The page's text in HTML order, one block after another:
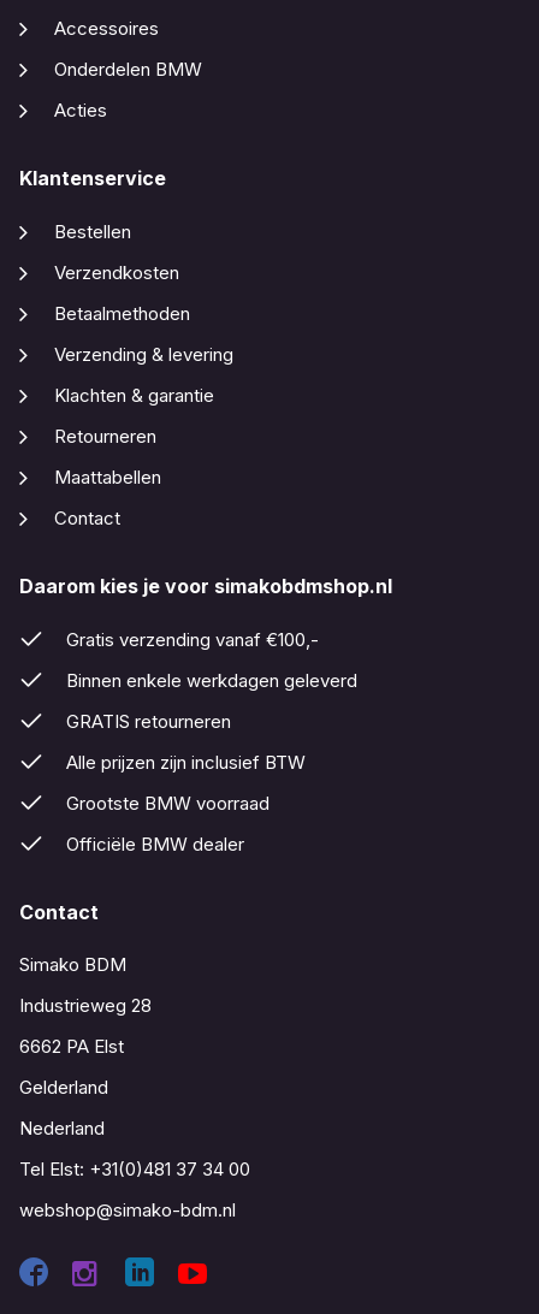
Accessoires
Onderdelen BMW
Acties
Klantenservice
Bestellen
Verzendkosten
Betaalmethoden
Verzending & levering
Klachten & garantie
Retourneren
Maattabellen
Contact
Daarom kies je voor simakobdmshop.nl
Gratis verzending vanaf €100,-
Binnen enkele werkdagen geleverd
GRATIS retourneren
Alle prijzen zijn inclusief BTW
Grootste BMW voorraad
Officiële BMW dealer
Contact
Simako BDM
Industrieweg 28
6662 PA Elst
Gelderland
Nederland
Tel Elst: +31(0)481 37 34 00
webshop@simako-bdm.nl